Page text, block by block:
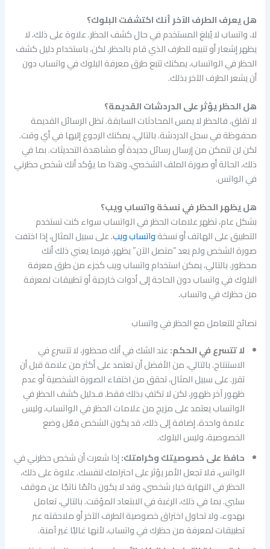
هل يعرف الطرف الآخر أنك اكتشفت البلوك؟
لا، واتساب لا يُبلغ المستخدم في حال كشف الحظر. علاوة على ذلك، لا
يظهر إشعار أو تنبيه للطرف الذي قام بالحظر. لكن، باستخدام دليل كشف
الحظر في الواتساب، يمكنك تتبع طرق معرفة البلوك في واتساب دون
أن يشعر الطرف الآخر بذلك.
هل الحظر يؤثر على الدردشات القديمة؟
لا تقلق، فالحظر لا يمس المحادثات السابقة. تظل الرسائل القديمة
محفوظة في سجل الدردشة. بالتالي، يمكنك الرجوع إليها في أي وقت.
لكن لن تتمكن من إرسال رسائل جديدة أو مشاهدة التحديثات. بما في
ذلك، الحالة أو صورة الملف الشخصي، وهذا ما يؤكد أنك شخص حظرني
في الواتس.
هل يظهر الحظر في نسخة واتساب ويب؟
بشكل عام، تظهر علامات الحظر في الواتساب سواء كنت تستخدم
التطبيق على الهاتف أو نسخةواتساب ويب. على سبيل المثال، إذا اختفت
صورة الشخص ولم يعد “متصل الآن” يظهر، فربما يعني ذلك أنك
محظور. بالتالي، يمكن استخدام واتساب ويب كجزء من طرق معرفة
البلوك في واتساب دون الحاجة إلى أدوات خارجية أو تطبيقات لمعرفة
من حظرك في واتساب.
نصائح للتعامل مع الحظر في واتساب
لا تتسرع في الحكم:عند الشك في أنك محظور، لا تتسرع في
الاستنتاج. بالتالي، من الأفضل أن تعتمد على أكثر من علامة قبل أن
تقرر. على سبيل المثال، تحقق من اختفاء الصورة الشخصية أو عدم
ظهور آخر ظهور، لكن لا تكتفِ بذلك فقط. فـدليل كشف الحظر في
الواتساب يعتمد على مزيج من علامات الحظر في الواتساب، وليس
علامة واحدة. إضافة إلى ذلك، قد يكون الشخص فعّل وضع
الخصوصية، وليس البلوك.
حافظ على خصوصيتك وكرامتك:إذا شعرت أن شخص حظرني في
الواتس، فلا تجعل الأمر يؤثر على احترامك لنفسك. علاوة على ذلك،
الحظر في النهاية خيار شخصي، وقد لا يكون دائمًا ناتجًا عن موقف
سلبي. بما في ذلك، الرغبة في الابتعاد المؤقت. بالتالي، تعامل
بهدوء، ولا تحاول اختراق خصوصية الطرف الآخر أو ملاحقته عبر
تطبيقات لمعرفة من حظرك في واتساب، لأنها غالبًا غير آمنة.